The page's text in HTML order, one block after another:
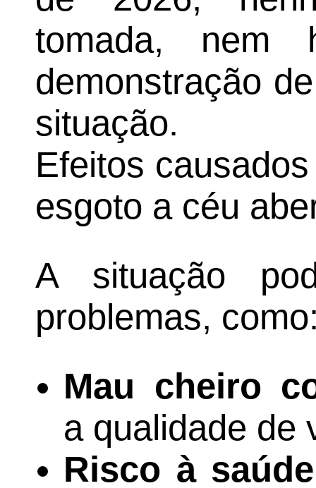
tomada, nem
demonstração
situação.
Efeitos
esgoto a céu
A situação
problemas,
Mau cheiro
a qualidade de
Risco à saúde